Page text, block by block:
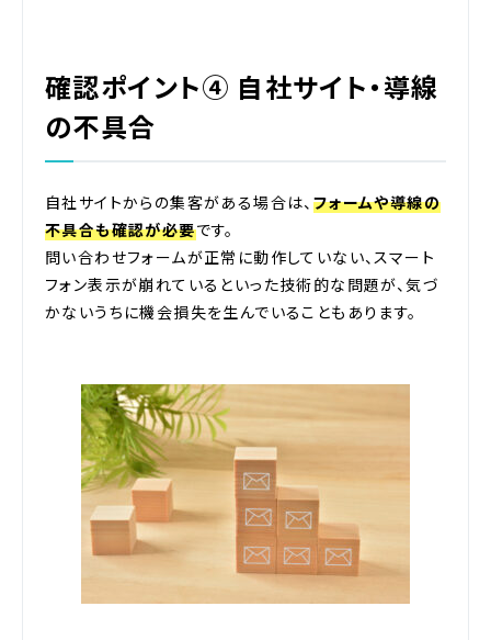
確認ポイント④ 自社サイト・導線
の不具合
自社サイトからの集客がある場合は、 フォームや導線の
不具合も確認が必要です。
問い合わせフォームが正常に動作していない、スマート
フォン表示が崩れているといった技術的な問題が、気づ
かないうちに機会損失を生んでいることもあります。